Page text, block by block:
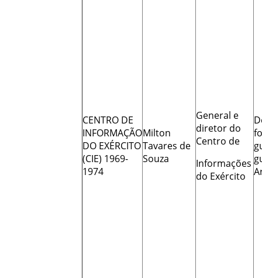
CENTRO DE
INFORMAÇÃO
DO EXÉRCITO
(CIE) 1969-
1974
Milton
Tavares de
Souza
General e
diretor do
Centro de
Informações
do Exército